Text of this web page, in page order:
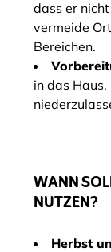
dass er
vermeide
Bereichen.
in das
WANN
NUTZEN?
Herbst